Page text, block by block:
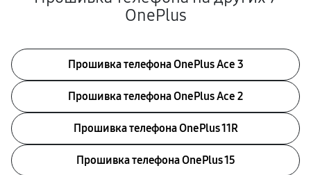
OnePlus
Прошивка телефона OnePlus Ace 3
Прошивка телефона OnePlus Ace 2
Прошивка телефона OnePlus 11R
Прошивка телефона OnePlus 15